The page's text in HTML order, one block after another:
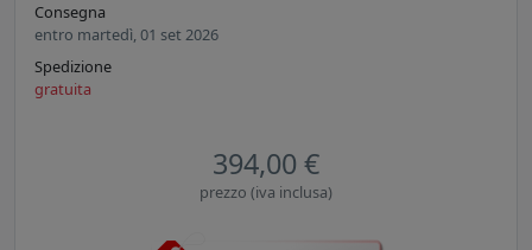
Consegna
entro martedì, 01 set 2026
Spedizione
gratuita
394,00 €
prezzo (iva inclusa)